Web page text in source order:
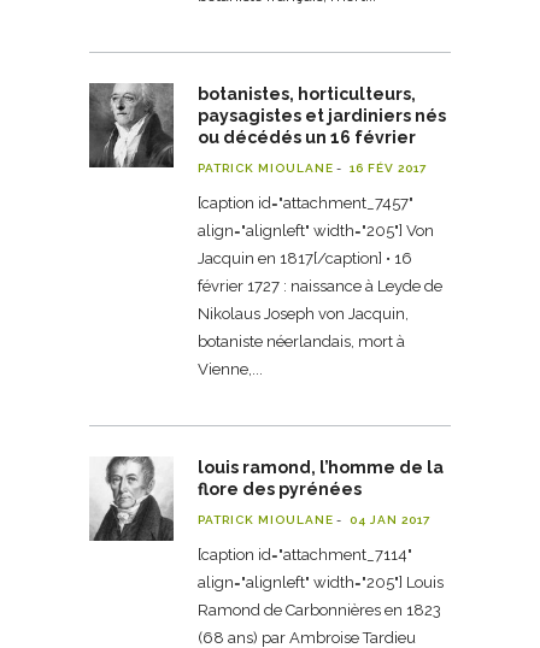
botanistes, horticulteurs,
paysagistes et jardiniers nés
ou décédés un 16 février
PATRICK MIOULANE 16 FÉV 2017
[caption id="attachment_7457"
align="alignleft" width="205"] Von
Jacquin en 1817[/caption] • 16
février 1727 : naissance à Leyde de
Nikolaus Joseph von Jacquin,
botaniste néerlandais, mort à
Vienne,
louis ramond, l’homme de la
flore des pyrénées
PATRICK MIOULANE 04 JAN 2017
[caption id="attachment_7114"
align="alignleft" width="205"] Louis
Ramond de Carbonnières en 1823
(68 ans) par Ambroise Tardieu